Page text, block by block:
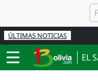
ÚLTIMAS NOTICIAS
EL